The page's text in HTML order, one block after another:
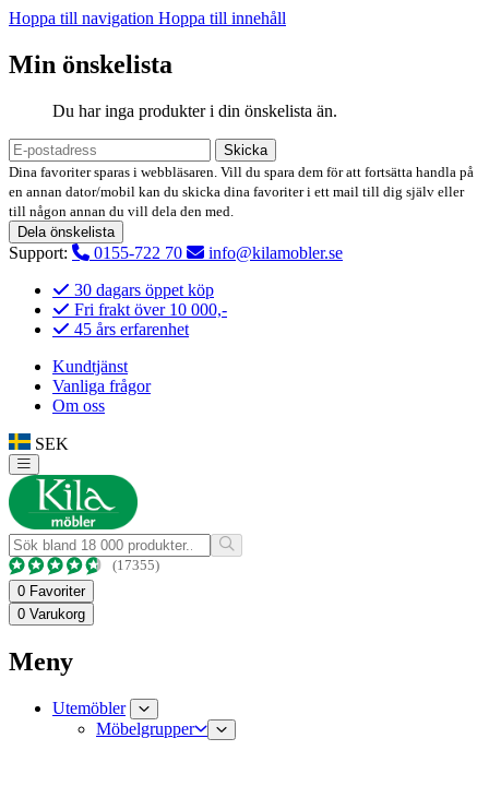
Hoppa till navigation Hoppa till innehåll
Min önskelista
Du har inga produkter i din önskelista än.
Skicka
Dina favoriter sparas i webbläsaren. Vill du spara dem för att fortsätta handla på
en annan dator/mobil kan du skicka dina favoriter i ett mail till dig själv eller
till någon annan du vill dela den med.
Dela önskelista
Support: 0155-722 70
info@kilamobler.se
30 dagars öppet köp
Fri frakt över 10 000,-
45 års erfarenhet
Kundtjänst
Vanliga frågor
Om oss
SEK
(17355)
0 Favoriter
0 Varukorg
Meny
Utemöbler
Möbelgrupper